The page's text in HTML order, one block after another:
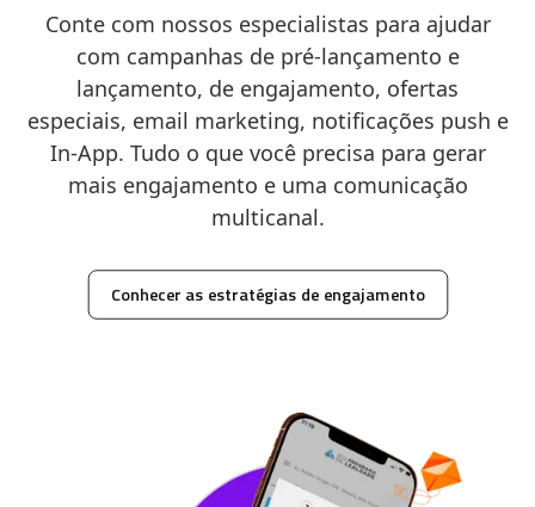
Conte com nossos especialistas para ajudar
com campanhas de pré-lançamento e
lançamento, de engajamento, ofertas
especiais, email marketing, notificações push e
In-App. Tudo o que você precisa para gerar
mais engajamento e uma comunicação
multicanal.
Conhecer as estratégias de engajamento